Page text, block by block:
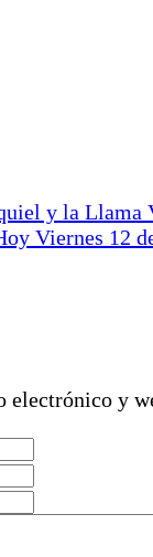
y la Llama
Viernes 12
electrónico y